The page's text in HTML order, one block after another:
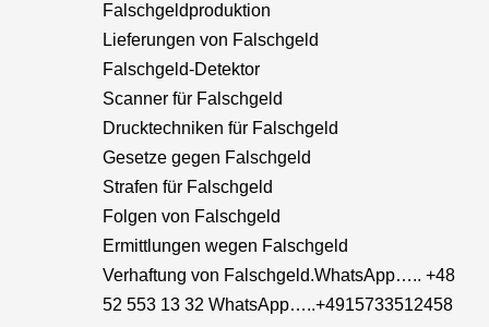
Falschgeldproduktion
Lieferungen von Falschgeld
Falschgeld-Detektor
Scanner für Falschgeld
Drucktechniken für Falschgeld
Gesetze gegen Falschgeld
Strafen für Falschgeld
Folgen von Falschgeld
Ermittlungen wegen Falschgeld
Verhaftung von Falschgeld.WhatsApp….. +48
52 553 13 32 WhatsApp…..+4915733512458